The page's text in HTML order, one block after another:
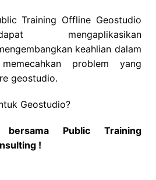
Training Offline Geostudio
dapat mengaplikasikan
keahlian dalam
problem yang
geostudio.
Geostudio?
Public Training
!